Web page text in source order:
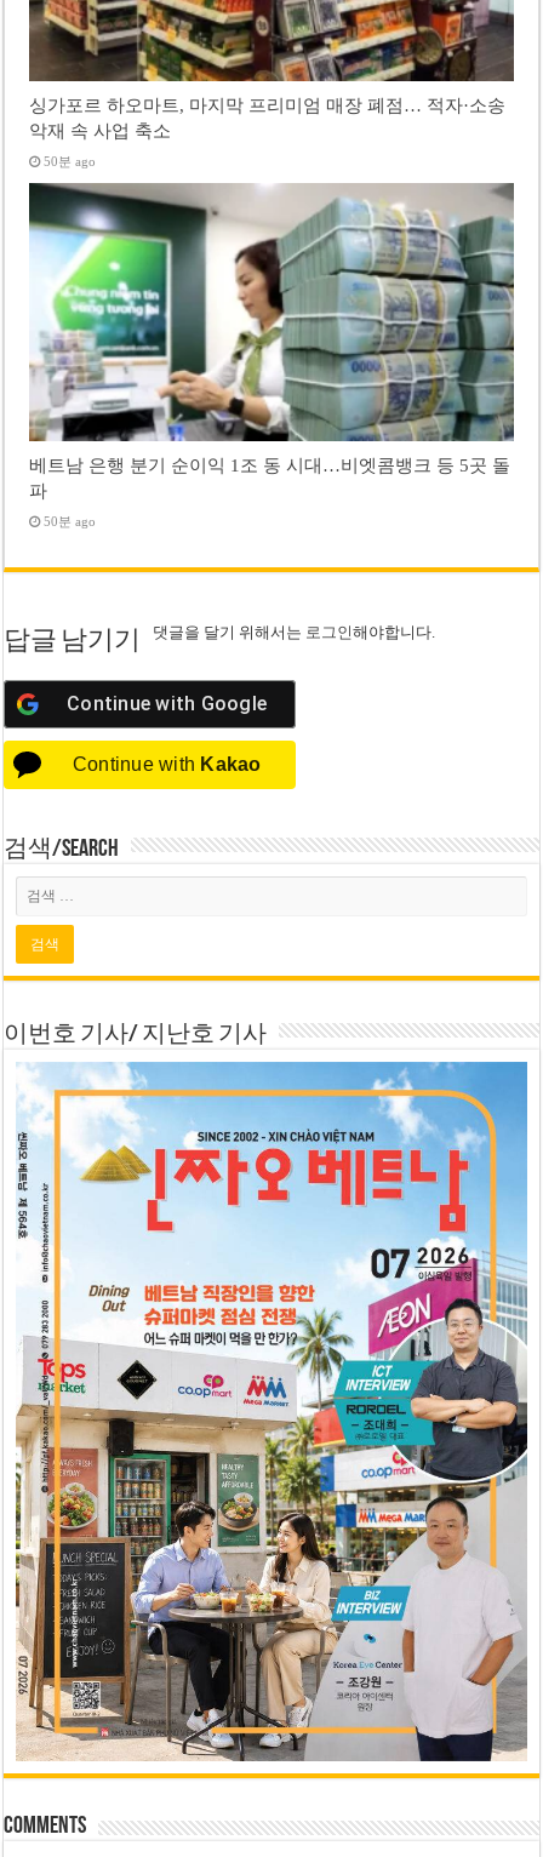
싱가포르 하오마트, 마지막 프리미엄 매장 폐점… 적자·소송
악재 속 사업 축소
50분 ago
베트남 은행 분기 순이익 1조 동 시대…비엣콤뱅크 등 5곳 돌
파
50분 ago
답글 남기기 댓글을 달기 위해서는 로그인해야합니다.
Continue with Google
Continue with Kakao
검색/Search
이번호 기사/ 지난호 기사
Comments